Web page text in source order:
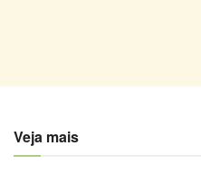
Veja mais